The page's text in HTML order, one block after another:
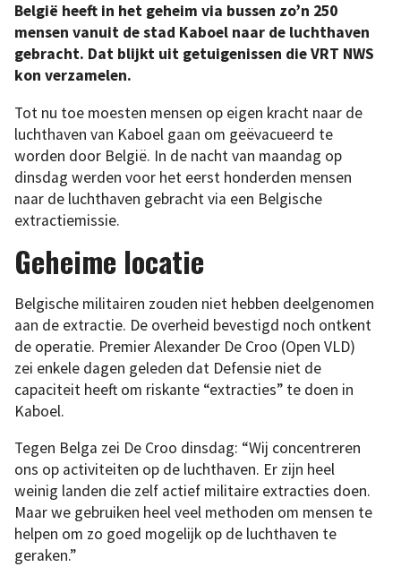
België heeft in het geheim via bussen zo’n 250
mensen vanuit de stad Kaboel naar de luchthaven
gebracht. Dat blijkt uit getuigenissen die VRT NWS
kon verzamelen.
Tot nu toe moesten mensen op eigen kracht naar de
luchthaven van Kaboel gaan om geëvacueerd te
worden door België. In de nacht van maandag op
dinsdag werden voor het eerst honderden mensen
naar de luchthaven gebracht via een Belgische
extractiemissie.
Geheime locatie
Belgische militairen zouden niet hebben deelgenomen
aan de extractie. De overheid bevestigd noch ontkent
de operatie. Premier Alexander De Croo (Open VLD)
zei enkele dagen geleden dat Defensie niet de
capaciteit heeft om riskante “extracties” te doen in
Kaboel.
Tegen Belga zei De Croo dinsdag: “Wij concentreren
ons op activiteiten op de luchthaven. Er zijn heel
weinig landen die zelf actief militaire extracties doen.
Maar we gebruiken heel veel methoden om mensen te
helpen om zo goed mogelijk op de luchthaven te
geraken.”